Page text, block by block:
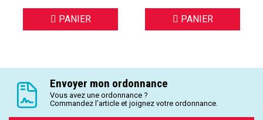
PANIER PANIER
Envoyer mon ordonnance
Vous avez une ordonnance ?
Commandez l’article et joignez votre ordonnance.